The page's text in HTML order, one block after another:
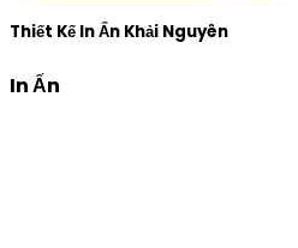
Thiết Kế In Ấn Khải Nguyên
In Ấn